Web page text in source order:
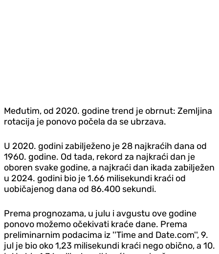
Međutim, od 2020. godine trend je obrnut: Zemljina
rotacija je ponovo počela da se ubrzava.
U 2020. godini zabilježeno je 28 najkraćih dana od
1960. godine. Od tada, rekord za najkraći dan je
oboren svake godine, a najkraći dan ikada zabilježen
u 2024. godini bio je 1.66 milisekundi kraći od
uobičajenog dana od 86.400 sekundi.
Prema prognozama, u julu i avgustu ove godine
ponovo možemo očekivati kraće dane. Prema
preliminarnim podacima iz ''Time and Date.com'', 9.
jul je bio oko 1,23 milisekundi kraći nego obično, a 10.